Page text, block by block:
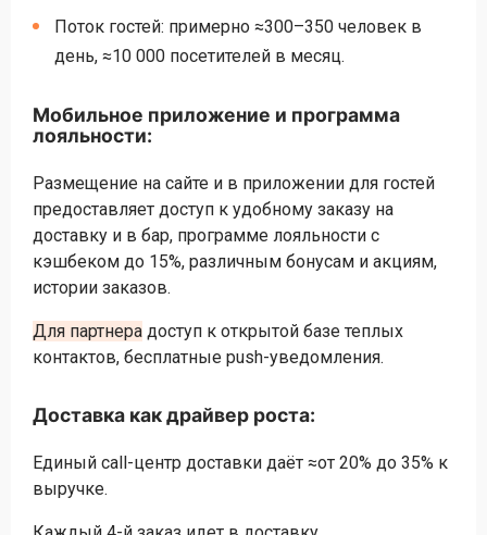
Поток гостей: примерно ≈300–350 человек в
день, ≈10 000 посетителей в месяц.
Мобильное приложение и программа
лояльности:
Размещение на сайте и в приложении для гостей
предоставляет доступ к удобному заказу на
доставку и в бар, программе лояльности с
кэшбеком до 15%, различным бонусам и акциям,
истории заказов.
Для партнера доступ к открытой базе теплых
контактов, бесплатные push-уведомления.
Доставка как драйвер роста:
Единый call-центр доставки даёт ≈от 20% до 35% к
выручке.